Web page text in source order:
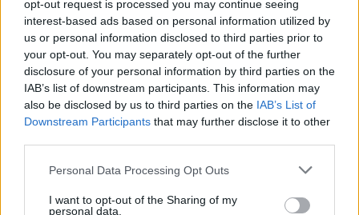
opt-out request is processed you may continue seeing
interest-based ads based on personal information utilized by
us or personal information disclosed to third parties prior to
your opt-out. You may separately opt-out of the further
disclosure of your personal information by third parties on the
IAB’s list of downstream participants. This information may
also be disclosed by us to third parties on the IAB’s List of
Downstream Participants that may further disclose it to other
Personal Data Processing Opt Outs
I want to opt-out of the Sharing of my
personal data.
zisk občanům ze 70 procent vrátí zpět přes vlastnictví v
ČEZ, než zcela odteče do zahraničí, jak si přejí jiní.
Podíl ČEZ na trhu na konci roku bude stále v jednotkách
procent, řádově bychom mohli provozovat solární
elektrárny o instalovaném výkonu řádově 100 +- 30 MW.
Naším záměrem není zisk pozice lídra trhu, jde nám spíše
o celkovou podporu fotovoltaického oboru ve smyslu vývoje
a výzkumu. To by do budoucna mělo znamenat zvýšení
výkupních cen elektřiny z FVE znamenat i standardizaci